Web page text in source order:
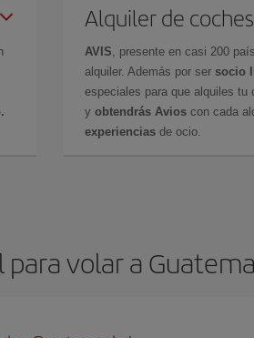
Alquiler de coches
AVIS , presente en casi 200
alquiler. Además por ser socio
especiales para que alquiles tu
y obtendrás Avios con cada
experiencias de ocio.
volar a